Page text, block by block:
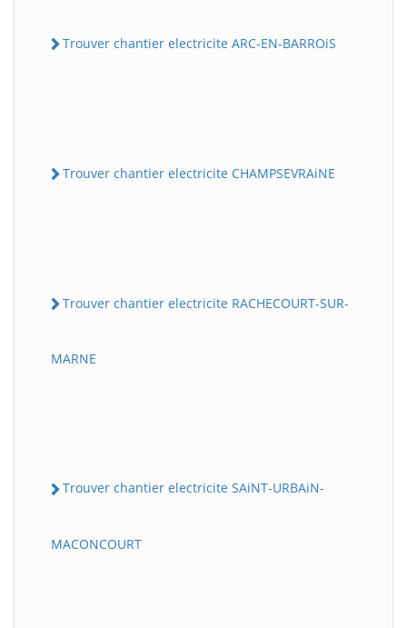
Trouver chantier electricite ARC-EN-BARROiS
Trouver chantier electricite CHAMPSEVRAiNE
Trouver chantier electricite RACHECOURT-SUR-
MARNE
Trouver chantier electricite SAiNT-URBAiN-
MACONCOURT